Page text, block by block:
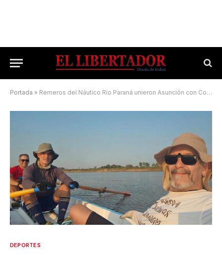
Portada » Remeros del Náutico Río Paraná unieron Asunción con Corrientes
DEPORTES